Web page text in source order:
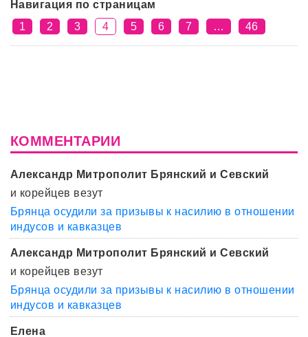
Навигация по страницам
1
2 3 4 5 6 7 … 46
КОММЕНТАРИИ
Александр Митрополит Брянский и Севский
и корейцев везут
Брянца осудили за призывы к насилию в отношении
индусов и кавказцев
Александр Митрополит Брянский и Севский
и корейцев везут
Брянца осудили за призывы к насилию в отношении
индусов и кавказцев
Елена